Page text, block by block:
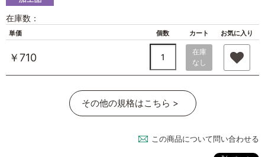
在庫数：
単価 個数 カート お気に入り
￥710
在庫
なし
その他の規格はこちら >
この商品について問い合わせる